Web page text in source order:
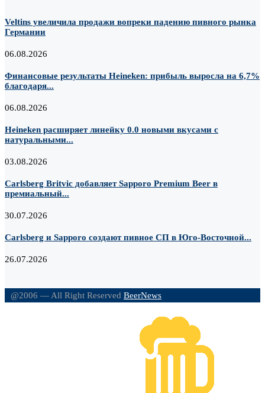
Veltins увеличила продажи вопреки падению пивного рынка
Германии
06.08.2026
Финансовые результаты Heineken: прибыль выросла на 6,7%
благодаря...
06.08.2026
Heineken расширяет линейку 0.0 новыми вкусами с
натуральными...
03.08.2026
Carlsberg Britvic добавляет Sapporo Premium Beer в
премиальный...
30.07.2026
Carlsberg и Sapporo создают пивное СП в Юго-Восточной...
26.07.2026
@2006 — All Right Reserved BeerNews